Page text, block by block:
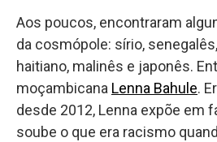
Aos poucos, encontraram
da cosmópole: sírio,
haitiano, malinês e japonês.
moçambicana Lenna Bahule.
desde 2012, Lenna expõe em
soube o que era racismo